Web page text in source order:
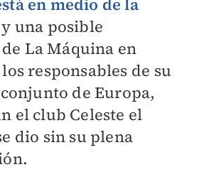
en medio de la
y una posible
La Máquina en
responsables de su
de Europa,
el club Celeste el
dio sin su plena